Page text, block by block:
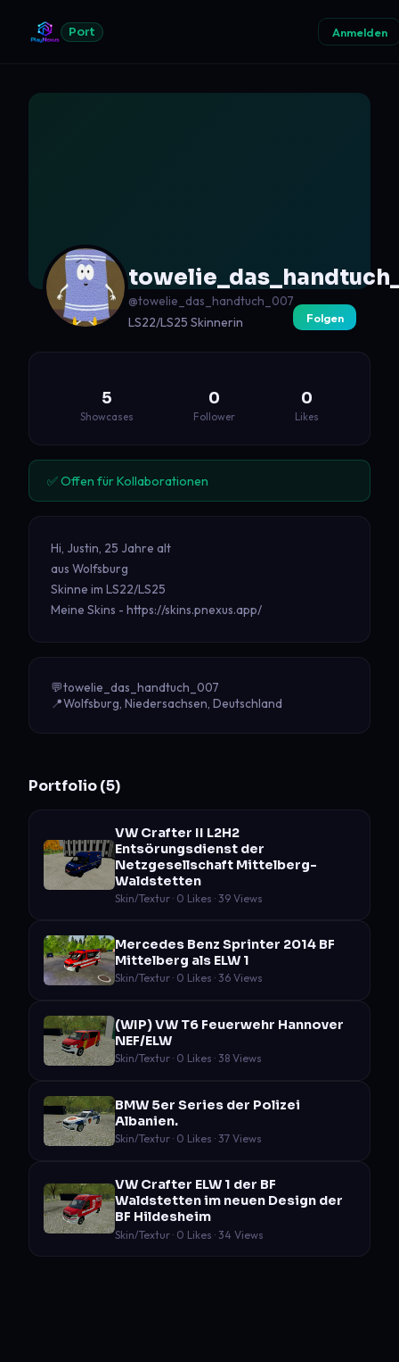
Port Anmelden
@towelie_das_handtuch_007
LS22/LS25 Skinnerin
Folgen
5
Showcases
0
Follower
0
Likes
✅ Offen für Kollaborationen
Hi, Justin, 25 Jahre alt
aus Wolfsburg
Skinne im LS22/LS25
Meine Skins - https://skins.pnexus.app/
💬towelie_das_handtuch_007
📍Wolfsburg, Niedersachsen, Deutschland
Portfolio (5)
VW Crafter II L2H2
Entsörungsdienst der
Netzgesellschaft Mittelberg-
Waldstetten
Skin/Textur · 0 Likes · 39 Views
Mercedes Benz Sprinter 2014 BF
Mittelberg als ELW 1
Skin/Textur · 0 Likes · 36 Views
(WIP) VW T6 Feuerwehr Hannover
NEF/ELW
Skin/Textur · 0 Likes · 38 Views
BMW 5er Series der Polizei
Albanien.
Skin/Textur · 0 Likes · 37 Views
VW Crafter ELW 1 der BF
Waldstetten im neuen Design der
BF Hildesheim
Skin/Textur · 0 Likes · 34 Views